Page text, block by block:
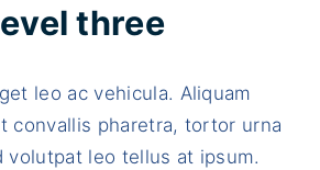
three
leo ac vehicula. Aliquam
convallis pharetra, tortor urna
volutpat leo tellus at ipsum.